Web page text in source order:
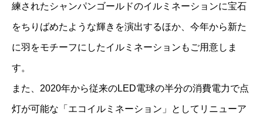
練されたシャンパンゴールドのイルミネーションに宝石
をちりばめたような輝きを演出するほか、今年から新た
に羽をモチーフにしたイルミネーションもご用意しま
す。
また、2020年から従来のLED電球の半分の消費電力で点
灯が可能な「エコイルミネーション」としてリニューア